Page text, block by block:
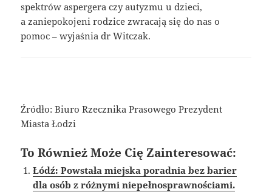
spektrów aspergera czy autyzmu u dzieci,
a zaniepokojeni rodzice zwracają się do nas o
pomoc – wyjaśnia dr Witczak.
Źródło: Biuro Rzecznika Prasowego Prezydent
Miasta Łodzi
To Również Może Cię Zainteresować:
Łódź: Powstała miejska poradnia bez barier
dla osób z różnymi niepełnosprawnościami.